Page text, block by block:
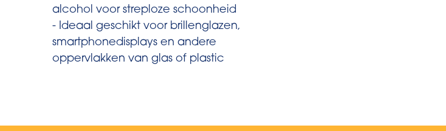
alcohol voor streploze schoonheid
- Ideaal geschikt voor brillenglazen,
smartphonedisplays en andere
oppervlakken van glas of plastic